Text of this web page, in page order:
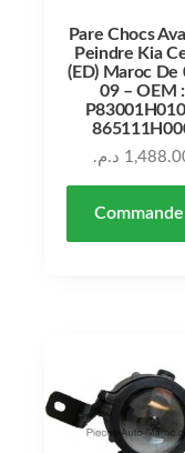
Pare Chocs
Peindre Kia
(ED) Maroc De
09 – OEM :
د.م.